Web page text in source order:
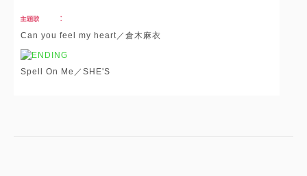
Can you feel my heart／倉木麻衣
Spell On Me／SHE'S